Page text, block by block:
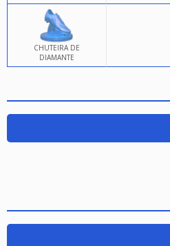
CHUTEIRA DE
DIAMANTE